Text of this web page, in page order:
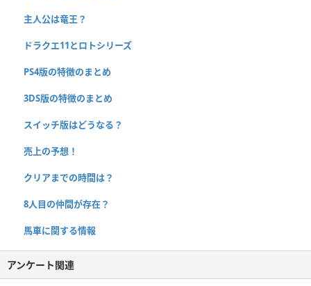
主人公は竜王？
ドラクエ11とロトシリーズ
PS4版の特徴のまとめ
3DS版の特徴のまとめ
スイッチ版はどうなる？
売上の予想！
クリアまでの時間は？
8人目の仲間が存在？
馬車に関する情報
アンケート関連